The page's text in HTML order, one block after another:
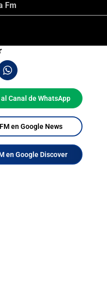
Fm
Canal de WhatsApp
en Google News
en Google Discover